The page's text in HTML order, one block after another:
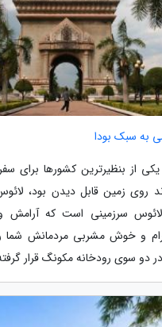
به سبک بودا
از بنظیرترین کشورها برای
روی زمین قابل دیدن بود،
سرزمینی است که
و خوش مشربی مردمانش شما
دو سوی رودخانه مکونگ قرار